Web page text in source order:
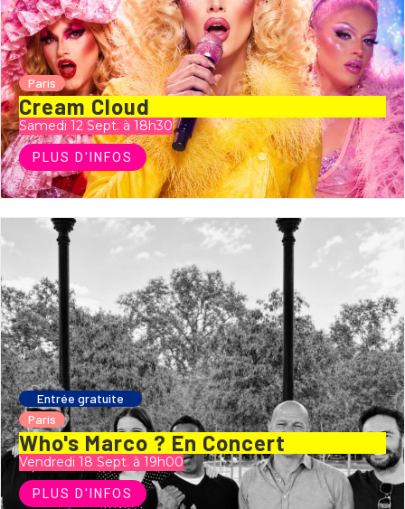
Paris
Cream Cloud
Samedi 12 Sept. à 18h30
PLUS D'INFOS
Entrée gratuite
Paris
Who's Marco ? En Concert
Vendredi 18 Sept. à 19h00
PLUS D'INFOS